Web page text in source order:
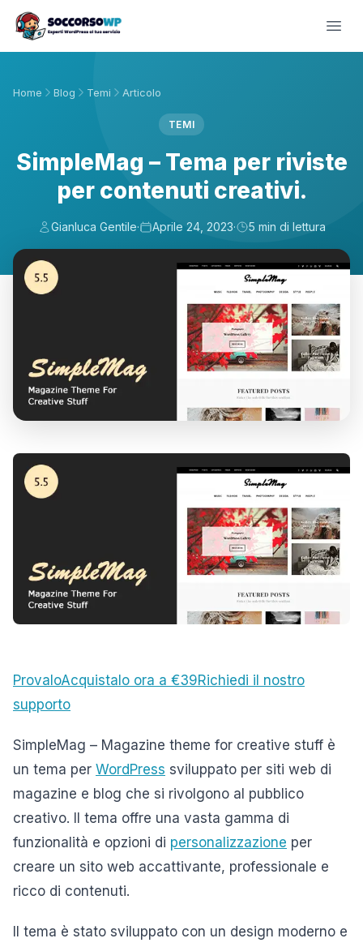
Home Blog Temi Articolo
TEMI
SimpleMag – Tema per riviste
per contenuti creativi.
Gianluca Gentile· Aprile 24, 2023· 5 min di lettura
ProvaloAcquistalo ora a €39Richiedi il nostro
supporto
SimpleMag – Magazine theme for creative stuff è
un tema per WordPress sviluppato per siti web di
magazine e blog che si rivolgono al pubblico
creativo. Il tema offre una vasta gamma di
funzionalità e opzioni di personalizzazione per
creare un sito web accattivante, professionale e
ricco di contenuti.
Il tema è stato sviluppato con un design moderno e